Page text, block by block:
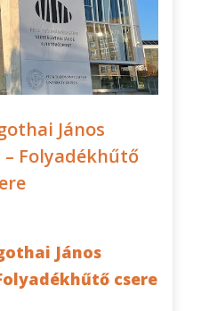
János
Folyadékhűtő
János
csere